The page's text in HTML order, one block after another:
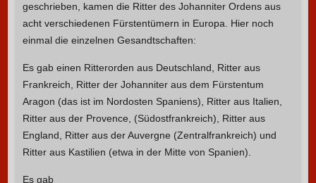
geschrieben, kamen die Ritter des Johanniter Ordens aus
acht verschiedenen Fürstentümern in Europa. Hier noch
einmal die einzelnen Gesandtschaften:
Es gab einen Ritterorden aus Deutschland, Ritter aus
Frankreich, Ritter der Johanniter aus dem Fürstentum
Aragon (das ist im Nordosten Spaniens), Ritter aus Italien,
Ritter aus der Provence, (Südostfrankreich), Ritter aus
England, Ritter aus der Auvergne (Zentralfrankreich) und
Ritter aus Kastilien (etwa in der Mitte von Spanien).
Es gab